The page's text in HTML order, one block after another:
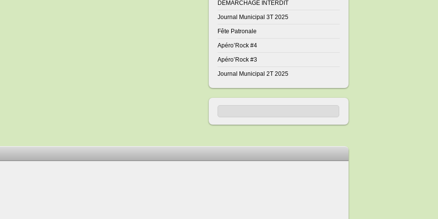
DÉMARCHAGE INTERDIT
Journal Municipal 3T 2025
Fête Patronale
Apéro’Rock #4
Apéro’Rock #3
Journal Municipal 2T 2025